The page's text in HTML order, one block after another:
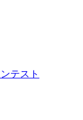
テスト